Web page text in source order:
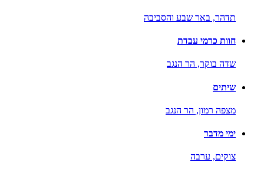
תדהר, באר שבע והסביבה
חוות כרמי עבדת
שדה בוקר, הר הנגב
שיתים
מצפה רמון, הר הנגב
ימי מדבר
צוקים, ערבה